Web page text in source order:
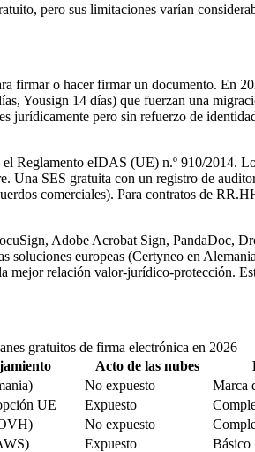
pero sus limitaciones varían
firmar o hacer firmar un documento. En
Yousign 14 días) que fuerzan una
jurídicamente pero sin refuerzo de
Reglamento eIDAS (UE) n.º 910/
SES gratuita con un registro de
comerciales). Para contratos de
Adobe Acrobat Sign, PandaDoc,
soluciones europeas (Certyneo en
relación valor-jurídico-protección.
gratuitos de firma electrónica en 2026
Acto de las nubes
No expuesto Marca
UE Expuesto
No expuesto
Expuesto Básico